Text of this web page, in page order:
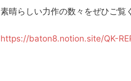
素晴らしい力作の数々をぜひご覧
https://baton8.notion.site/QK-